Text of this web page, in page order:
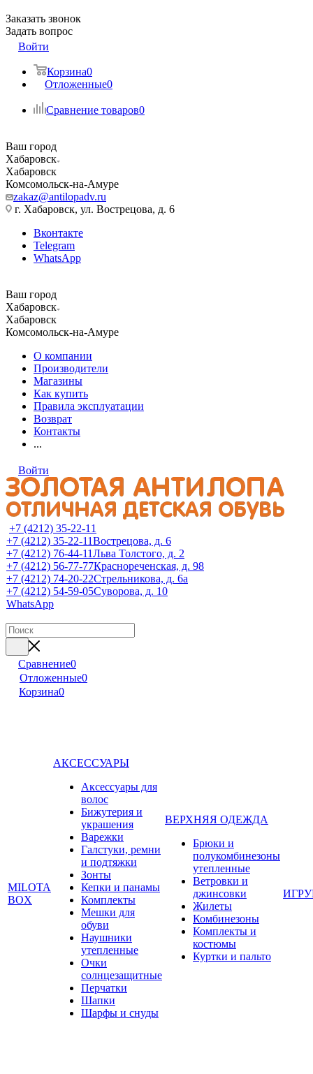
Заказать звонок
Задать вопрос
Войти
Корзина0
Отложенные0
Сравнение товаров0
Ваш город
Хабаровск
Хабаровск
Комсомольск-на-Амуре
zakaz@antilopadv.ru
г. Хабаровск, ул. Вострецова, д. 6
Вконтакте
Telegram
WhatsApp
Ваш город
Хабаровск
Хабаровск
Комсомольск-на-Амуре
О компании
Производители
Магазины
Как купить
Правила эксплуатации
Возврат
Контакты
...
Войти
+7 (4212) 35-22-11
+7 (4212) 35-22-11Вострецова, д. 6
+7 (4212) 76-44-11Льва Толстого, д. 2
+7 (4212) 56-77-77Краснореченская, д. 98
+7 (4212) 74-20-22Стрельникова, д. 6а
+7 (4212) 54-59-05Суворова, д. 10
WhatsApp
Сравнение0
Отложенные0
Корзина0
MILOTA
BOX
АКСЕССУАРЫ
Аксессуары для
волос
Бижутерия и
украшения
Варежки
Галстуки, ремни
и подтяжки
Зонты
Кепки и панамы
Комплекты
Мешки для
обуви
Наушники
утепленные
Очки
солнцезащитные
Перчатки
Шапки
Шарфы и снуды
ВЕРХНЯЯ ОДЕЖДА
Брюки и
полукомбинезоны
утепленные
Ветровки и
джинсовки
Жилеты
Комбинезоны
Комплекты и
костюмы
Куртки и пальто